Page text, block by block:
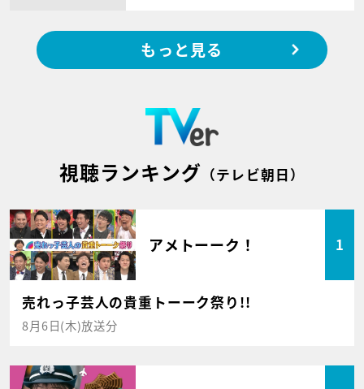
もっと見る
視聴ランキング （テレビ朝日）
アメトーーク！ 1
売れっ子芸人の貴重トーーク祭り!!
8月6日(木)放送分